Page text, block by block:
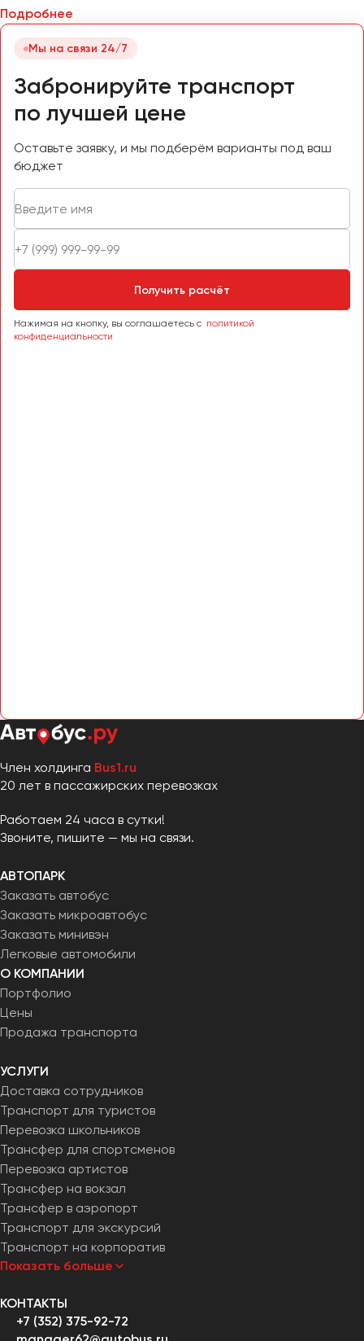
Подробнее
Мы на связи 24/7
Забронируйте транспорт
по лучшей цене
Оставьте заявку, и мы подберём варианты под ваш
бюджет
Получить расчёт
Нажимая на кнопку, вы соглашаетесь с политикой
конфиденциальности
Член холдинга Bus1.ru
20 лет в пассажирских перевозках
Работаем 24 часа в сутки!
Звоните, пишите — мы на связи.
АВТОПАРК
Заказать автобус
Заказать микроавтобус
Заказать минивэн
Легковые автомобили
О КОМПАНИИ
Портфолио
Цены
Продажа транспорта
УСЛУГИ
Доставка сотрудников
Транспорт для туристов
Перевозка школьников
Трансфер для спортсменов
Перевозка артистов
Трансфер на вокзал
Трансфер в аэропорт
Транспорт для экскурсий
Транспорт на корпоратив
Показать больше
КОНТАКТЫ
+7 (352) 375-92-72